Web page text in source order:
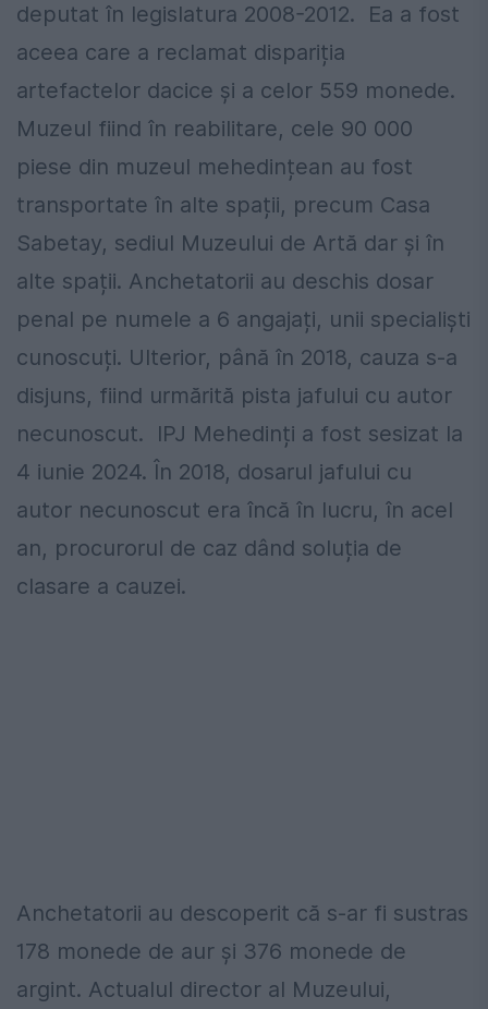
deputat în legislatura 2008-2012. Ea a fost
aceea care a reclamat dispariția
artefactelor dacice și a celor 559 monede.
Muzeul fiind în reabilitare, cele 90 000
piese din muzeul mehedințean au fost
transportate în alte spații, precum Casa
Sabetay, sediul Muzeului de Artă dar și în
alte spații. Anchetatorii au deschis dosar
penal pe numele a 6 angajați, unii specialiști
cunoscuți. Ulterior, până în 2018, cauza s-a
disjuns, fiind urmărită pista jafului cu autor
necunoscut. IPJ Mehedinți a fost sesizat la
4 iunie 2024. În 2018, dosarul jafului cu
autor necunoscut era încă în lucru, în acel
an, procurorul de caz dând soluția de
clasare a cauzei.
Anchetatorii au descoperit că s-ar fi sustras
178 monede de aur și 376 monede de
argint. Actualul director al Muzeului,